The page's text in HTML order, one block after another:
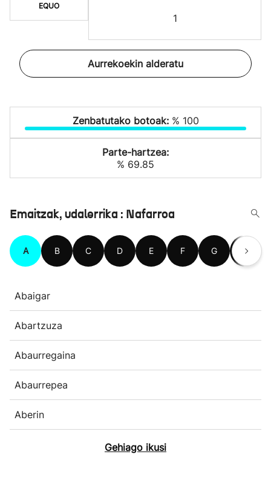
EQUO
1
Aurrekoekin alderatu
Zenbatutako botoak: % 100
Parte-hartzea:
% 69.85
Emaitzak, udalerrika : Nafarroa
A B C D E F G H
Abaigar
Abartzuza
Abaurregaina
Abaurrepea
Aberin
Gehiago ikusi